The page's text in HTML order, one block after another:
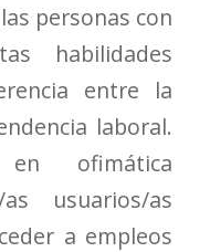
personas con
habilidades
entre la
laboral.
en ofimática
usuarios/as
a empleos